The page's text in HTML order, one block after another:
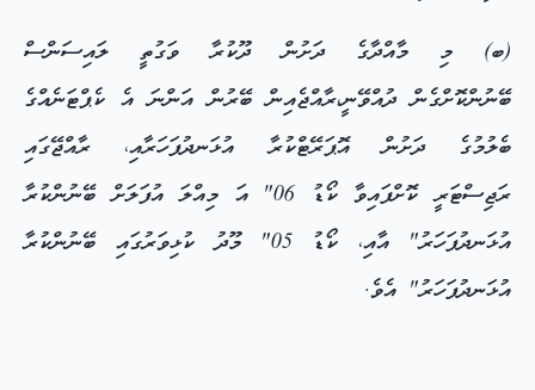
(ބ) މި މާއްދާގެ ދަށުން ދޫކުރާ ވަގުތީ ލައިސަންސް
ބޭނުންކޮށްގެން ދުއްވޭނީ،ރާއްޖެއިން ބޭރުން އަންނަ އެ ކެޕްޓަނެއްގެ
ބެލުމުގެ ދަށުން އޮޕަރޭޓްކުރާ އުޅަނދުފަހަރާއި، ރާއްޖޭގައި
ރަޖިސްޓަރީ ކޮށްފައިވާ ކޯޑު 06" އަ މިއްލަ އުފަލަށް ބޭނުންކުރާ
އުޅަނދުފަހަރު" އާއި، ކޯޑު 05" މޫދު ކުޅިވަރުގައި ބޭނުންކުރާ
އުޅަނދުފަހަރު" އެވެ.